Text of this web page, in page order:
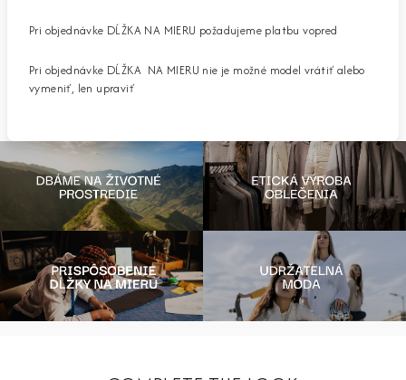
Pri objednávke DĹŽKA NA MIERU požadujeme platbu vopred
Pri objednávke DĹŽKA NA MIERU nie je možné model vrátiť alebo
vymeniť, len upraviť